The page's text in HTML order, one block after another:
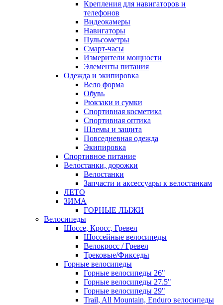
Крепления для навигаторов и
телефонов
Видеокамеры
Навигаторы
Пульсометры
Смарт-часы
Измерители мощности
Элементы питания
Одежда и экипировка
Вело форма
Обувь
Рюкзаки и сумки
Спортивная косметика
Спортивная оптика
Шлемы и защита
Повседневная одежда
Экипировка
Спортивное питание
Велостанки, дорожки
Велостанки
Запчасти и аксессуары к велостанкам
ЛЕТО
ЗИМА
ГОРНЫЕ ЛЫЖИ
Велосипеды
Шоссе, Кросс, Гревел
Шоссейные велосипеды
Велокросс / Гревел
Трековые/Фикседы
Горные велосипеды
Горные велосипеды 26"
Горные велосипеды 27.5"
Горные велосипеды 29"
Trail, All Mountain, Enduro велосипеды